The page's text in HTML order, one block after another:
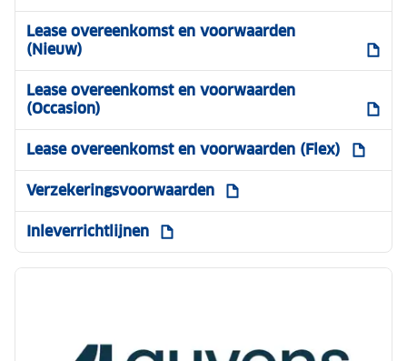
Lease overeenkomst en voorwaarden
(Nieuw)
Lease overeenkomst en voorwaarden
(Occasion)
Lease overeenkomst en voorwaarden (Flex)
Verzekeringsvoorwaarden
Inleverrichtlijnen